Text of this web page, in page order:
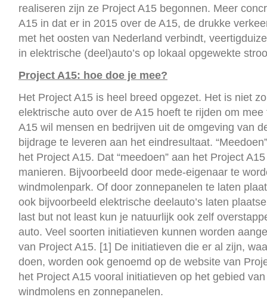
realiseren zijn ze Project A15 begonnen. Meer
A15 in dat er in 2015 over de A15, de drukke
met het oosten van Nederland verbindt,
in elektrische (deel)auto’s op lokaal opgewekte
Project A15: hoe doe je mee?
Het Project A15 is heel breed opgezet. Het is niet
elektrische auto over de A15 hoeft te rijden om
A15 wil mensen en bedrijven uit de omgeving van
bijdrage te leveren aan het eindresultaat.
het Project A15. Dat “meedoen” aan het Project
manieren. Bijvoorbeeld door mede-eigenaar te
windmolenpark. Of door zonnepanelen te laten
ook bijvoorbeeld elektrische deelauto’s laten
last but not least kun je natuurlijk ook zelf
auto. Veel soorten initiatieven kunnen worden
van Project A15. [1] De initiatieven die er al zijn,
doen, worden ook genoemd op de website van
het Project A15 vooral initiatieven op het gebied
windmolens en zonnepanelen.